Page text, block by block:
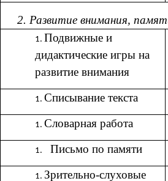
2. Развитие внимания,
Подвижные и
дидактические игры на
развитие внимания
Списывание текста
Словарная работа
Письмо по памяти
Зрительно-слуховые